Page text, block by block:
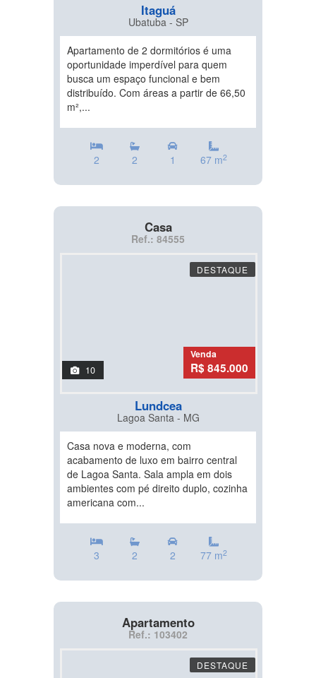
Itaguá
Ubatuba - SP
Apartamento de 2 dormitórios é uma
oportunidade imperdível para quem
busca um espaço funcional e bem
distribuído. Com áreas a partir de 66,50
m²,...
2 2 1 67 m2
Casa
Ref.: 84555
DESTAQUE
10
Venda
R$ 845.000
Lundcea
Lagoa Santa - MG
Casa nova e moderna, com
acabamento de luxo em bairro central
de Lagoa Santa. Sala ampla em dois
ambientes com pé direito duplo, cozinha
americana com...
3 2 2 77 m2
Apartamento
Ref.: 103402
DESTAQUE